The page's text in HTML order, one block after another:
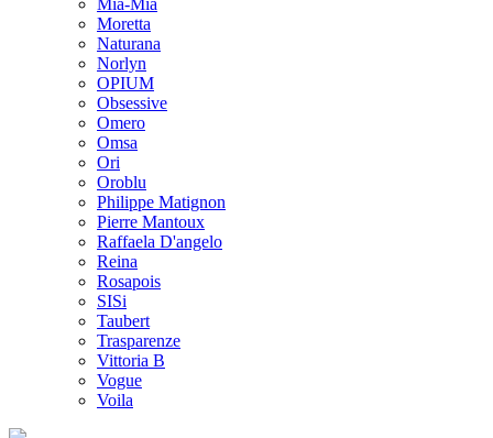
Mia-Mia
Moretta
Naturana
Norlyn
OPIUM
Obsessive
Omero
Omsa
Ori
Oroblu
Philippe Matignon
Pierre Mantoux
Raffaela D'angelo
Reina
Rosapois
SISi
Taubert
Trasparenze
Vittoria B
Vogue
Voila